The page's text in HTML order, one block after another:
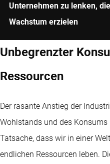
Unternehmen zu lenken,
Wachstum erzielen
Unbegrenzter
Ressourcen
Der rasante Anstieg der
Wohlstands und des
Tatsache, dass wir in einer
endlichen Ressourcen leben.